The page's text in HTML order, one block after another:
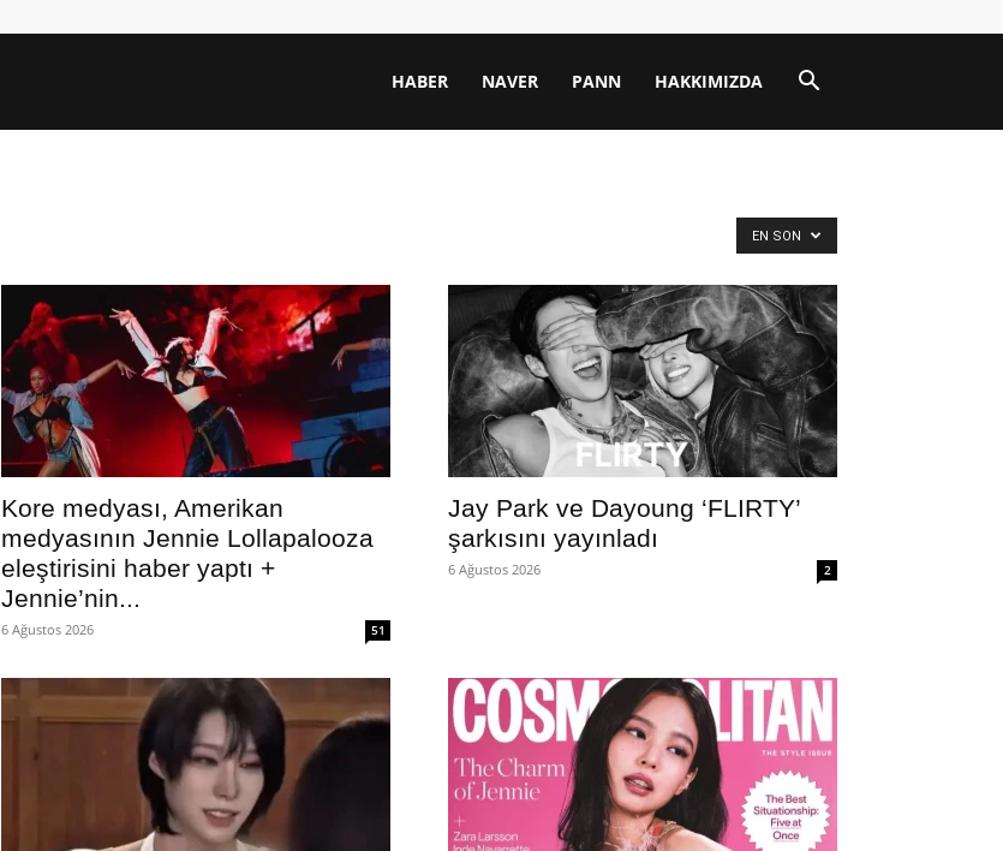
HABER NAVER PANN HAKKIMIZDA
EN SON
Kore medyası, Amerikan
medyasının Jennie Lollapalooza
eleştirisini haber yaptı +
Jennie’nin...
6 Ağustos 2026 51
Jay Park ve Dayoung ‘FLIRTY’
şarkısını yayınladı
6 Ağustos 2026 2